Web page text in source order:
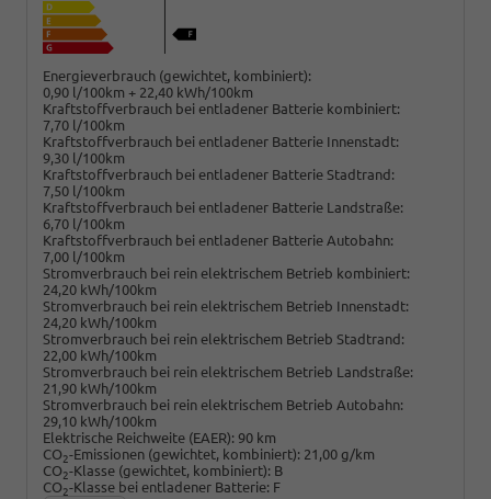
Energieverbrauch (gewichtet, kombiniert):
0,90 l/100km + 22,40 kWh/100km
Kraftstoffverbrauch bei entladener Batterie kombiniert:
7,70 l/100km
Kraftstoffverbrauch bei entladener Batterie Innenstadt:
9,30 l/100km
Kraftstoffverbrauch bei entladener Batterie Stadtrand:
7,50 l/100km
Kraftstoffverbrauch bei entladener Batterie Landstraße:
6,70 l/100km
Kraftstoffverbrauch bei entladener Batterie Autobahn:
7,00 l/100km
Stromverbrauch bei rein elektrischem Betrieb kombiniert:
24,20 kWh/100km
Stromverbrauch bei rein elektrischem Betrieb Innenstadt:
24,20 kWh/100km
Stromverbrauch bei rein elektrischem Betrieb Stadtrand:
22,00 kWh/100km
Stromverbrauch bei rein elektrischem Betrieb Landstraße:
21,90 kWh/100km
Stromverbrauch bei rein elektrischem Betrieb Autobahn:
29,10 kWh/100km
Elektrische Reichweite (EAER): 90 km
CO2-Emissionen (gewichtet, kombiniert): 21,00 g/km
CO2-Klasse (gewichtet, kombiniert): B
CO2-Klasse bei entladener Batterie: F